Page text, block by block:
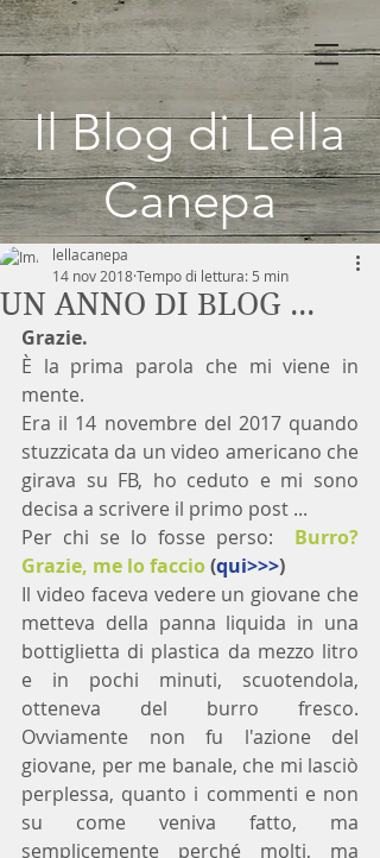
Il Blog di Lella
Canepa
UN ANNO DI BLOG ...
lellacanepa
14 nov 2018Tempo di lettura: 5 min
Grazie.
È la prima parola che mi viene in
mente.
Era il 14 novembre del 2017 quando
stuzzicata da un video americano che
girava su FB, ho ceduto e mi sono
decisa a scrivere il primo post ...
Per chi se lo fosse perso: Burro?
Grazie, me lo faccio (qui>>>)
Il video faceva vedere un giovane che
metteva della panna liquida in una
bottiglietta di plastica da mezzo litro
e in pochi minuti, scuotendola,
otteneva del burro fresco.
Ovviamente non fu l'azione del
giovane, per me banale, che mi lasciò
perplessa, quanto i commenti e non
su come veniva fatto, ma
semplicemente perché molti, ma